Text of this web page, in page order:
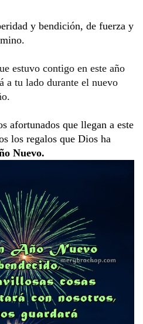
y bendición, de fuerza y
estuvo contigo en este año
a tu lado durante el nuevo
afortunados que llegan a este
los regalos que Dios ha
Nuevo.